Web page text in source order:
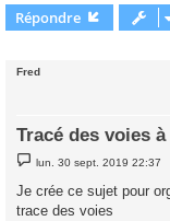
Répondre
Fred
Tracé des voies
M
e
s
a
lun. 30 sept. 2019 22:37
Je crée ce sujet pour
trace des voies